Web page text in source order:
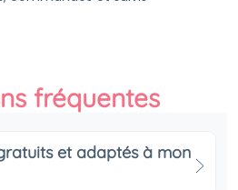
fréquentes
et adaptés à mon